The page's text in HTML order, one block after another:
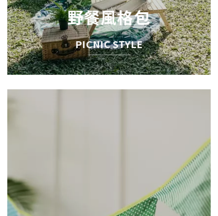
野餐風格包
PICNIC STYLE